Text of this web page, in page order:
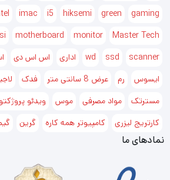
مشخصات
پورت اتصال
پورت USB 2.0 , پورت Ethernet
تکنولوژی چاپ
لیزری
چاپ بر روی CD
–
رزولوشن چاپ
1200×1200 dpi
PostScript9
gaming
green
hiksemi
i5
imac
Master Tech
monitor
motherboard
scanner
ssd
wd اداری اس اس دی
ایسوس
رم عرض 8 سانتی متر فدک
مسترتک
مواد مصرفی موس ویدئو
کارتریج لیزری
کامپیوتر همه کاره گرین
نمادهای ما